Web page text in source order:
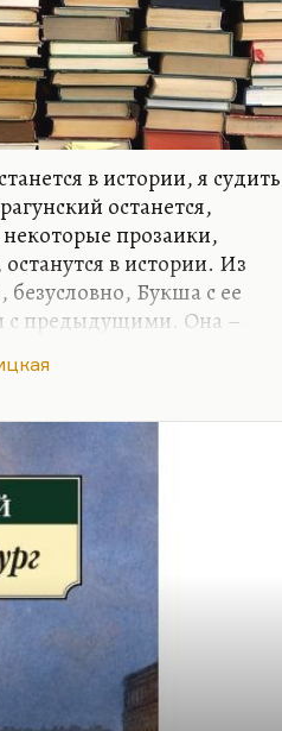
в истории, я судить
останется,
прозаики,
в истории. Из
безусловно, Букша с ее
с предыдущими. Она –
обеспечил. Тут говорить
авторов – у тех,
пять, как Илье
литературный контекст,